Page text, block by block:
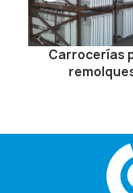
Carrocerías